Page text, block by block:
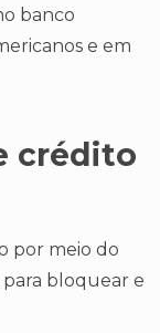
banco
e em
crédito
por meio do
bloquear e